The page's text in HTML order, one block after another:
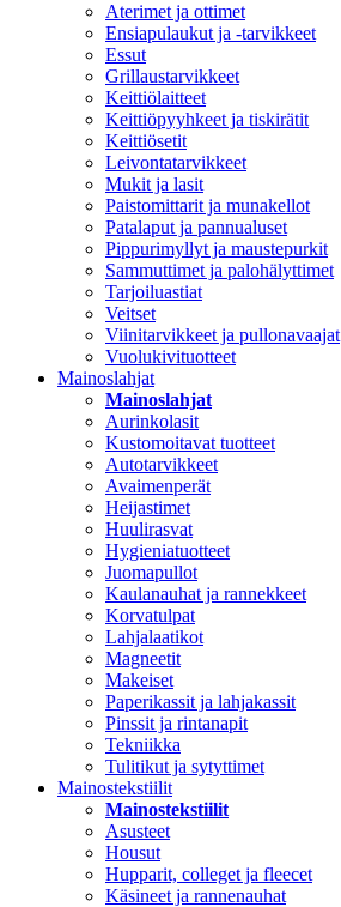
Aterimet ja ottimet
Ensiapulaukut ja -tarvikkeet
Essut
Grillaustarvikkeet
Keittiölaitteet
Keittiöpyyhkeet ja tiskirätit
Keittiösetit
Leivontatarvikkeet
Mukit ja lasit
Paistomittarit ja munakellot
Patalaput ja pannualuset
Pippurimyllyt ja maustepurkit
Sammuttimet ja palohälyttimet
Tarjoiluastiat
Veitset
Viinitarvikkeet ja pullonavaajat
Vuolukivituotteet
Mainoslahjat
Mainoslahjat
Aurinkolasit
Kustomoitavat tuotteet
Autotarvikkeet
Avaimenperät
Heijastimet
Huulirasvat
Hygieniatuotteet
Juomapullot
Kaulanauhat ja rannekkeet
Korvatulpat
Lahjalaatikot
Magneetit
Makeiset
Paperikassit ja lahjakassit
Pinssit ja rintanapit
Tekniikka
Tulitikut ja sytyttimet
Mainostekstiilit
Mainostekstiilit
Asusteet
Housut
Hupparit, colleget ja fleecet
Käsineet ja rannenauhat